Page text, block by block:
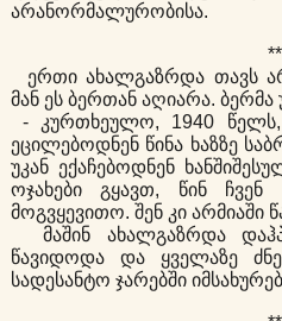
არანორმალურობისა.
ერთი ახალგაზრდა თავს
მან ეს ბერთან აღიარა. ბერმა
- კურთხეულო, 1940 წელს,
ეცილებოდნენ წინა ხაზ­ზე
უკან ექაჩე­ბოდნენ
ოჯახები გყავთ, წინ ჩვენ
მოგვყევითო. შენ კი არმიაში
მაშინ ახალგაზრდა
წავიდოდა და ყველაზე
სადესანტო ჯარებში